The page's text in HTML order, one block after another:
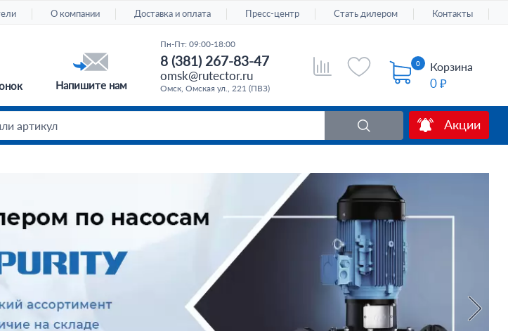
О компании Доставка и оплата Пресс-центр Стать дилером Контакты
0 Корзина
0 ₽
Напишите нам
Пн-Пт: 09:00-18:00
8 (381) 267-83-47
omsk@rutector.ru
Омск, Омская ул., 221 (ПВЗ)
Акции